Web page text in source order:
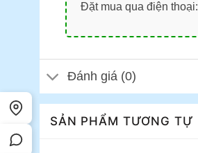
Đặt mua qua điện thoại:
Đánh giá (0)
SẢN PHẨM TƯƠNG TỰ